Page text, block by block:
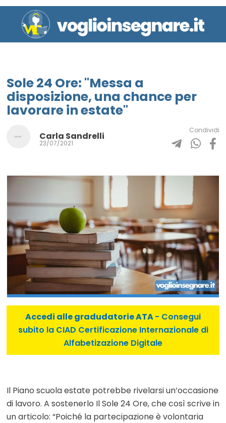
Sole 24 Ore: "Messa a
disposizione, una chance per
lavorare in estate"
Carla Sandrelli
23/07/2021
Condividi
Accedi alle gradudatorie ATA- Consegui
subito la CIAD Certificazione Internazionale di
Alfabetizazione Digitale
Il Piano scuola estate potrebbe rivelarsi un’occasione
di lavoro. A sostenerlo Il Sole 24 Ore, che così scrive in
un articolo: “Poiché la partecipazione è volontaria